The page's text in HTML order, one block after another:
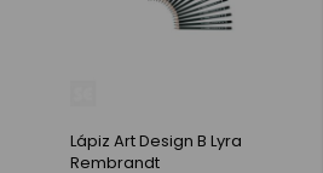
Lápiz Art Design B Lyra
Rembrandt